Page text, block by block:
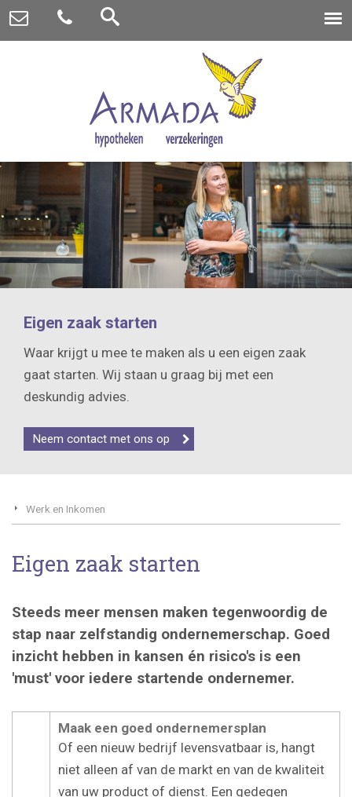
Eigen zaak starten
Waar krijgt u mee te maken als u een eigen zaak
gaat starten. Wij staan u graag bij met een
deskundig advies.
Neem contact met ons op
Werk en Inkomen
Eigen zaak starten
Steeds meer mensen maken tegenwoordig de
stap naar zelfstandig ondernemerschap. Goed
inzicht hebben in kansen én risico's is een
'must' voor iedere startende ondernemer.
Maak een goed ondernemersplan
Of een nieuw bedrijf levensvatbaar is, hangt
niet alleen af van de markt en van de kwaliteit
van uw product of dienst. Een gedegen